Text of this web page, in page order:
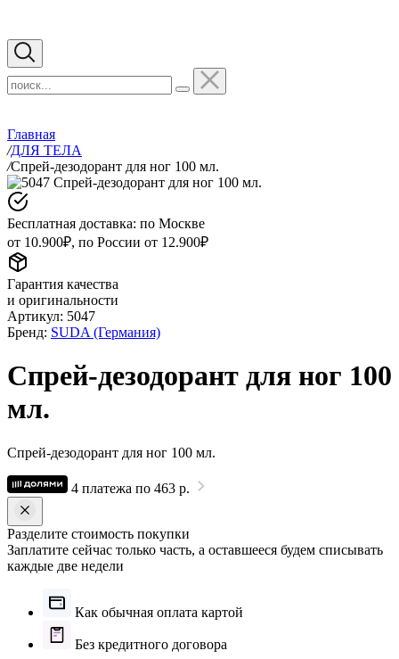
Главная
/ДЛЯ ТЕЛА
/Спрей-дезодорант для ног 100 мл.
Бесплатная доставка: по Москве
от 10.900₽, по России от 12.900₽
Гарантия качества
и оригинальности
Артикул: 5047
Бренд: SUDA (Германия)
Спрей-дезодорант для ног 100
мл.
Спрей-дезодорант для ног 100 мл.
4 платежа по 463 р.
Разделите стоимость покупки
Заплатите сейчас только часть, а оставшееся будем списывать
каждые две недели
Как обычная оплата картой
Без кредитного договора